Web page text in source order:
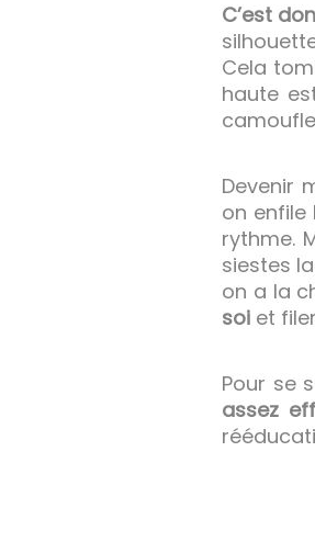
C’est
Cela
haute
Devenir
on enfile
rythme.
siestes
on a la
soi et
Pour se
assez